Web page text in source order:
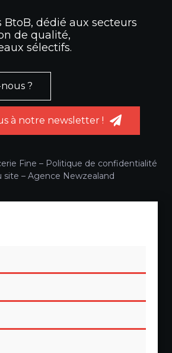
BtoB, dédié aux secteurs
de qualité,
sélectifs.
?
à notre newsletter !
Fine – Politique de confidentialité
site – Agence Newzealand